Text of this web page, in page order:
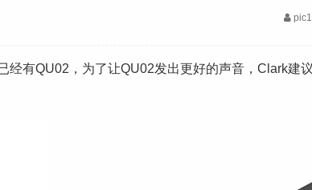
经有QU02，为了让QU02发出更好的声音，Clark建